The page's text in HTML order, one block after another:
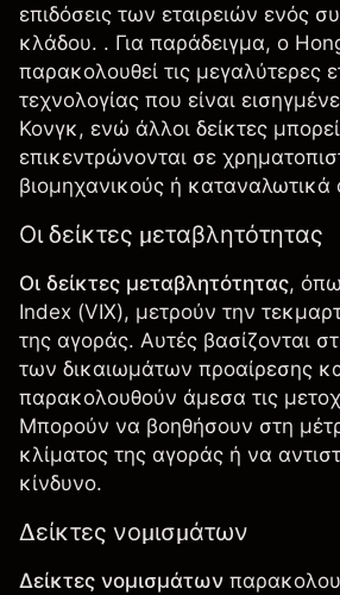
επιδόσεις των εταιρειών ενός
κλάδου. . Για παράδειγμα, ο
παρακολουθεί τις μεγαλύτερες
τεχνολογίας που είναι
Κονγκ, ενώ άλλοι δείκτες
επικεντρώνονται σε
βιομηχανικούς ή καταναλωτικά
Οι δείκτες μεταβλητότητας
Οι δείκτες μεταβλητότητας,
Index (VIX), μετρούν την
της αγοράς. Αυτές βασίζονται
των δικαιωμάτων προαίρεσης
παρακολουθούν άμεσα τις
Μπορούν να βοηθήσουν στη
κλίματος της αγοράς ή να
κίνδυνο.
Δείκτες νομισμάτων
Δείκτες νομισμάτων